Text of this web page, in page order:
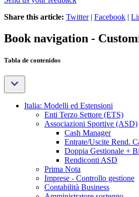
Share this article: Twitter| Facebook |
Book navigation -
Tabla de contenidos
Italia: Modelli ed Estensioni
Enti Terzo Settore (ETS)
Associazioni Sportive (ASD)
Cash Manager
Entrate/Uscite Rend.
Doppia Gestionale +
Rendiconti ASD
Prima Nota
Imprese - Controllo gestione
Contabilità Business